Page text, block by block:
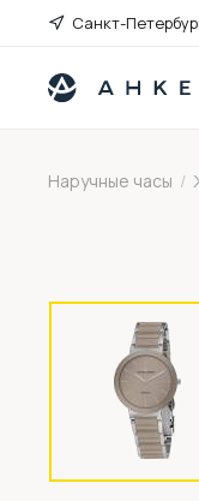
Санкт-
Наручные часы /